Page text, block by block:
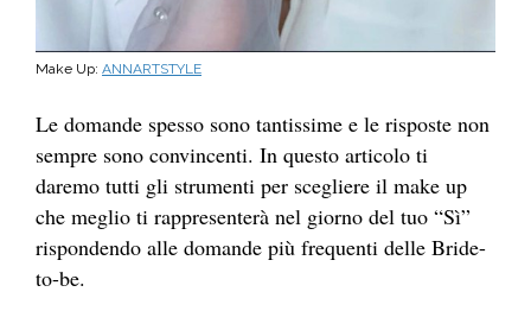
Make Up: ANNARTSTYLE
Le domande spesso sono tantissime e le risposte non
sempre sono convincenti. In questo articolo ti
daremo tutti gli strumenti per scegliere il make up
che meglio ti rappresenterà nel giorno del tuo “Sì”
rispondendo alle domande più frequenti delle Bride-
to-be.